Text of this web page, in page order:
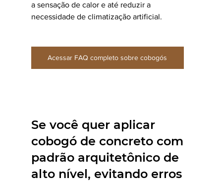
a sensação de calor e até reduzir a
necessidade de climatização artificial.
Acessar FAQ completo sobre cobogós
Se você quer aplicar
cobogó de concreto com
padrão arquitetônico de
alto nível, evitando erros